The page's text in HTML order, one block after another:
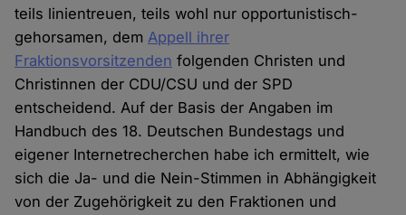
teils linientreuen, teils wohl nur opportunistisch-
gehorsamen, demAppell ihrer
Fraktionsvorsitzenden folgenden Christen und
Christinnen der CDU/CSU und der SPD
entscheidend. Auf der Basis der Angaben im
Handbuch des 18. Deutschen Bundestags und
eigener Internetrecherchen habe ich ermittelt, wie
sich die Ja- und die Nein-Stimmen in Abhängigkeit
von der Zugehörigkeit zu den Fraktionen und